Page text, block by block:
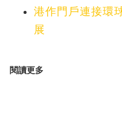
港作門戶連接環
展
閱讀更多